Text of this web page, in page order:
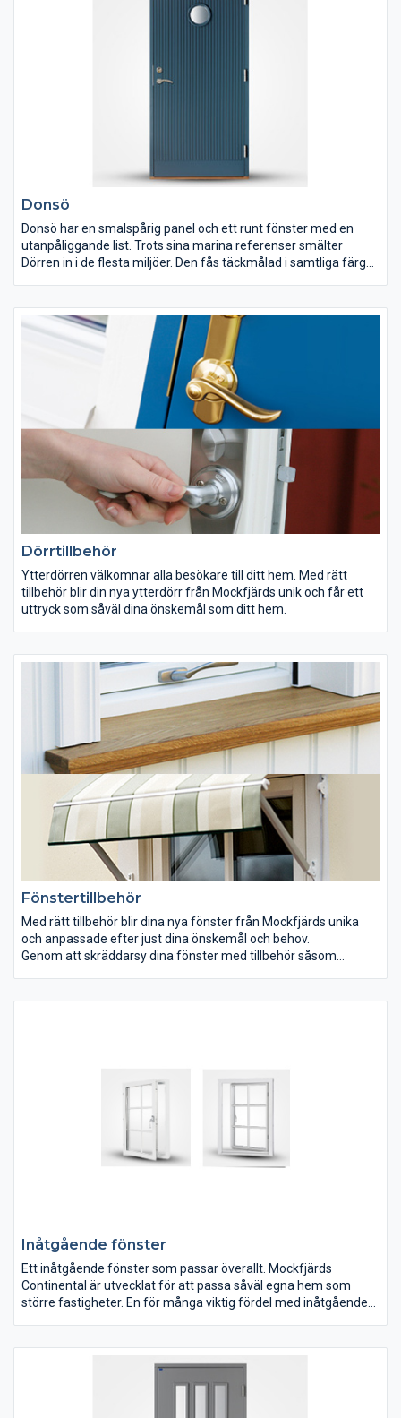
Donsö
Donsö har en smalspårig panel och ett runt fönster med en
utanpåliggande list. Trots sina marina referenser smälter
Dörren in i de flesta miljöer. Den fås täckmålad i samtliga färger.
Dörrtillbehör
Ytterdörren välkomnar alla besökare till ditt hem. Med rätt
tillbehör blir din nya ytterdörr från Mockfjärds unik och får ett
uttryck som såväl dina önskemål som ditt hem.
Fönstertillbehör
Med rätt tillbehör blir dina nya fönster från Mockfjärds unika
och anpassade efter just dina önskemål och behov.
Genom att skräddarsy dina fönster med tillbehör såsom
Inåtgående fönster
Ett inåtgående fönster som passar överallt. Mockfjärds
Continental är utvecklat för att passa såväl egna hem som
större fastigheter. En för många viktig fördel med inåtgående